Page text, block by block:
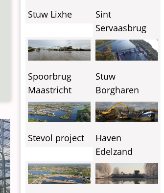
Stuw Lixhe
Sint
Servaasbrug
Spoorbrug
Maastricht
Stuw
Borgharen
Stevol project
Haven
Edelzand